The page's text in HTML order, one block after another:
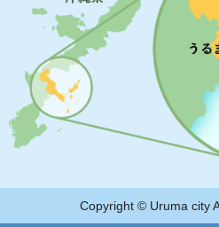
Copyright © Uruma city